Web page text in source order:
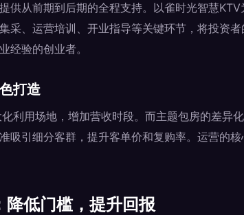
供从前期到后期的全程支持。以雀时光智慧
采、运营培训、开业指导等关键环节，将投资
经验的创业者。
打造
利用场地，增加营收时段。而主题包房的差异
吸引细分客群，提升客单价和复购率。运营的
低门槛，提升回报